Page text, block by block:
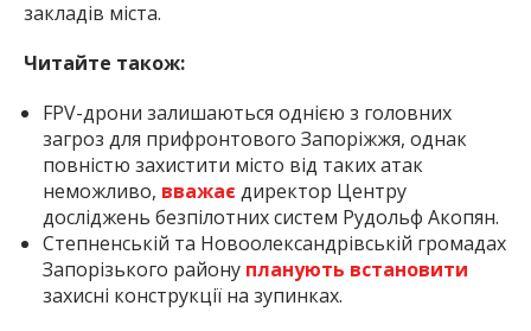
закладів міста.
Читайте також:
FPV-дрони залишаються однією з головних
загроз для прифронтового Запоріжжя, однак
повністю захистити місто від таких атак
неможливо, вважає директор Центру
досліджень безпілотних систем Рудольф Акопян.
Степненській та Новоолександрівській громадах
Запорізького району планують встановити
захисні конструкції на зупинках.